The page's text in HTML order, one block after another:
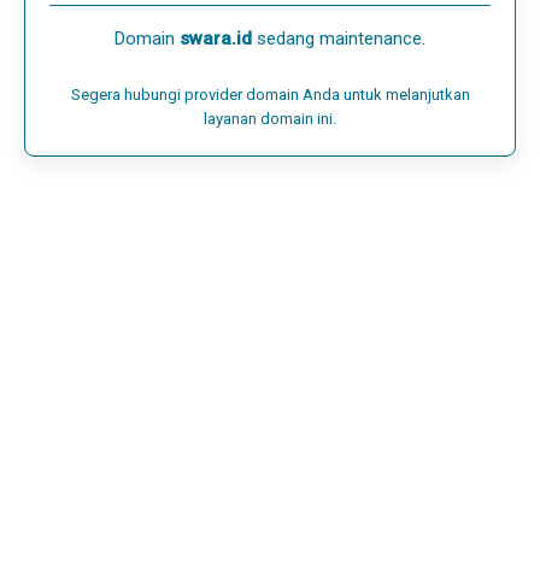
Domain swara.id sedang maintenance.
Segera hubungi provider domain Anda untuk melanjutkan
layanan domain ini.